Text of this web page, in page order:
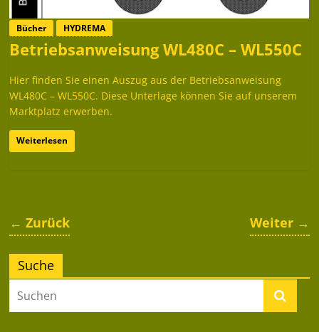
Bücher HYDREMA
Betriebsanweisung WL480C – WL550C
Hier finden Sie einen Auszug aus der Betriebsanweisung
WL480C – WL550C. Diese Unterlage können Sie auf unserem
Marktplatz erwerben.
Weiterlesen
← Zurück Weiter →
Suche